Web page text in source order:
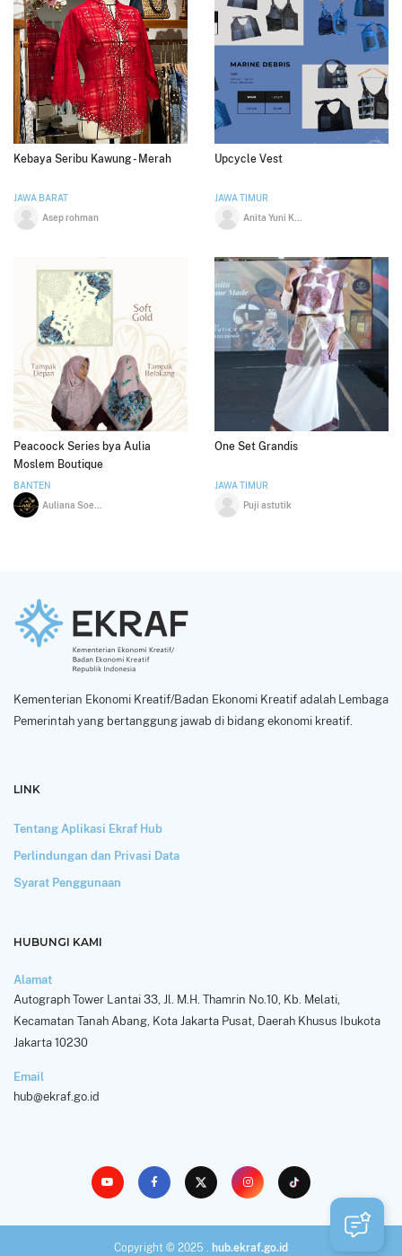
Kebaya Seribu Kawung - Merah
JAWA BARAT
Asep rohman
Upcycle Vest
JAWA TIMUR
Peacoock Series bya Aulia
Moslem Boutique
BANTEN
One Set Grandis
JAWA TIMUR
Puji astutik
Kementerian Ekonomi Kreatif/Badan Ekonomi Kreatif adalah Lembaga
Pemerintah yang bertanggung jawab di bidang ekonomi kreatif.
LINK
Tentang Aplikasi Ekraf Hub
Perlindungan dan Privasi Data
Syarat Penggunaan
HUBUNGI KAMI
Alamat
Autograph Tower Lantai 33, Jl. M.H. Thamrin No.10, Kb. Melati,
Kecamatan Tanah Abang, Kota Jakarta Pusat, Daerah Khusus Ibukota
Jakarta 10230
Email
hub@ekraf.go.id
Copyright © 2025 . hub.ekraf.go.id